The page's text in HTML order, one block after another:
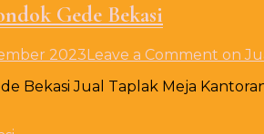
Gede Bekasi
2023Leave a Comment on
Bekasi Jual Taplak Meja